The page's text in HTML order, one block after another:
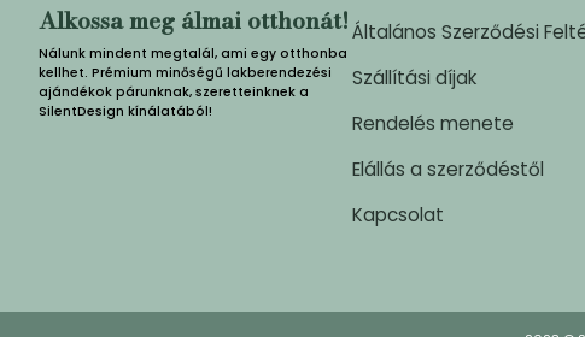
Alkossa meg álmai otthonát!
Nálunk mindent megtalál, ami egy otthonba
kellhet. Prémium minőségű lakberendezési
ajándékok párunknak, szeretteinknek a
SilentDesign kínálatából!
Általános Szerződési
Szállítási díjak
Rendelés menete
Elállás a szerződéstől
Kapcsolat